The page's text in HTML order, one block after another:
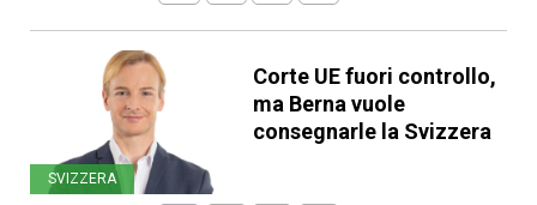
SVIZZERA
Corte UE fuori controllo,
ma Berna vuole
consegnarle la Svizzera